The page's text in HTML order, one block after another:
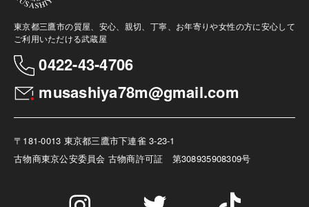
東京都三鷹市の質屋、安心、親切、丁寧、お年寄りや女性の方に安心して
ご利用いただける武蔵屋
0422-43-4706
musashiya78m@gmail.com
〒181-0013 東京都三鷹市下連雀 3-23-1
古物商東京公安委員会 古物商許可証 第308935908309号